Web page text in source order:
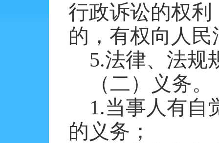
行政诉讼的权
的，有权向人
5.法律、法规
（二）义务。
1.当事人有自
的义务 ；